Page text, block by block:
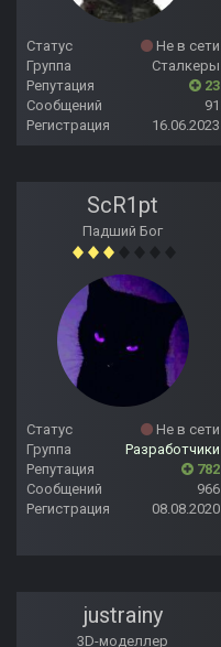
Статус
Не в сети
Группа
Сталкеры
Репутация
23
Сообщений
91
Регистрация
16.06.2023
ScR1pt
Падший Бог
Статус
Не в сети
Группа
Разработчики
Репутация
782
Сообщений
966
Регистрация
08.08.2020
justrainy
3D-моделлер